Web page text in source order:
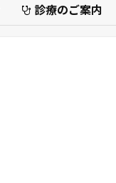
診療のご案内